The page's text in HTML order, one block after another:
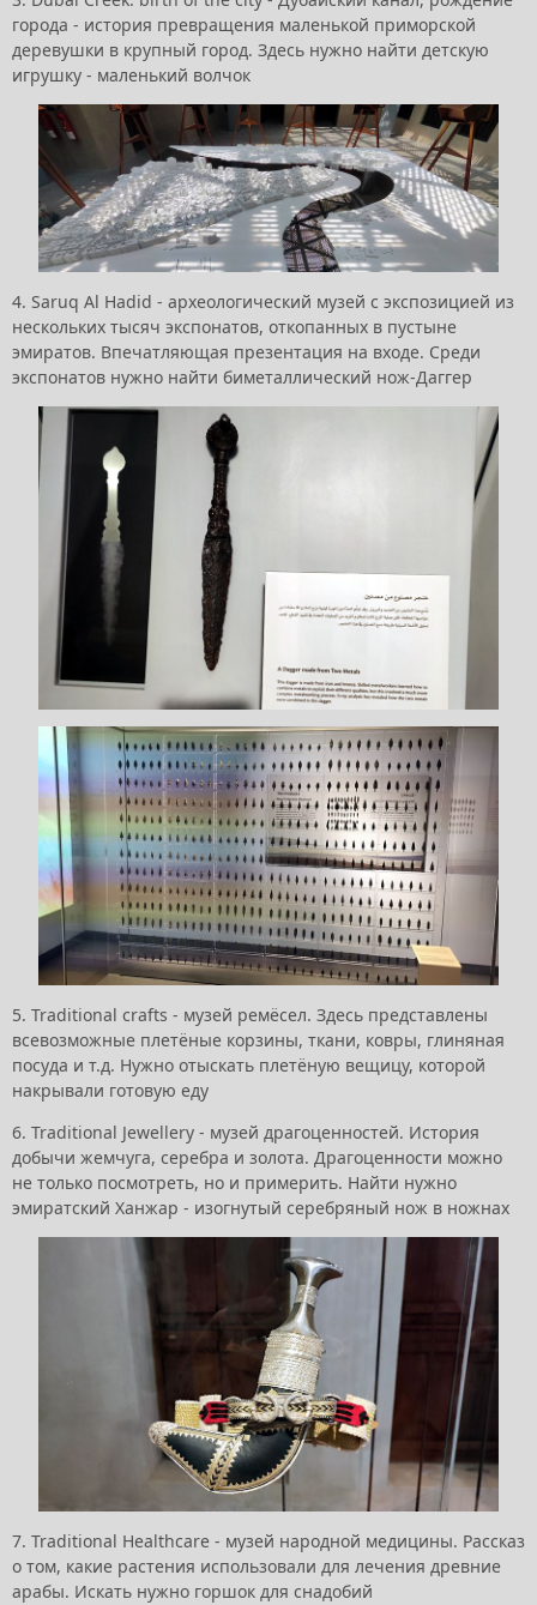
города - история превращения маленькой приморской
деревушки в крупный город. Здесь нужно найти детскую
игрушку - маленький волчок
4. Saruq Al Hadid - археологический музей с экспозицией из
нескольких тысяч экспонатов, откопанных в пустыне
эмиратов. Впечатляющая презентация на входе. Среди
экспонатов нужно найти биметаллический нож-Даггер
5. Traditional crafts - музей ремёсел. Здесь представлены
всевозможные плетёные корзины, ткани, ковры, глиняная
посуда и т.д. Нужно отыскать плетёную вещицу, которой
накрывали готовую еду
6. Traditional Jewellery - музей драгоценностей. История
добычи жемчуга, серебра и золота. Драгоценности можно
не только посмотреть, но и примерить. Найти нужно
эмиратский Ханжар - изогнутый серебряный нож в ножнах
7. Traditional Healthcare - музей народной медицины. Рассказ
о том, какие растения использовали для лечения древние
арабы. Искать нужно горшок для снадобий